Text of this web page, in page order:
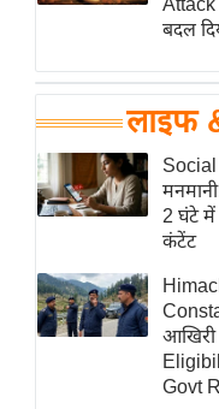
टेक्नॉलॉजी
घरेलू नुस्खे
पर्यटन स्थल
फिटनेस मंत्रा
रिलेशनशिप
राजनीति
विश्लेषण
समसामयिक
मातृभूमि
Attack
बदल
लाइफ
Social
2 घंटे में
कंटेंट
आखिरी
Govt